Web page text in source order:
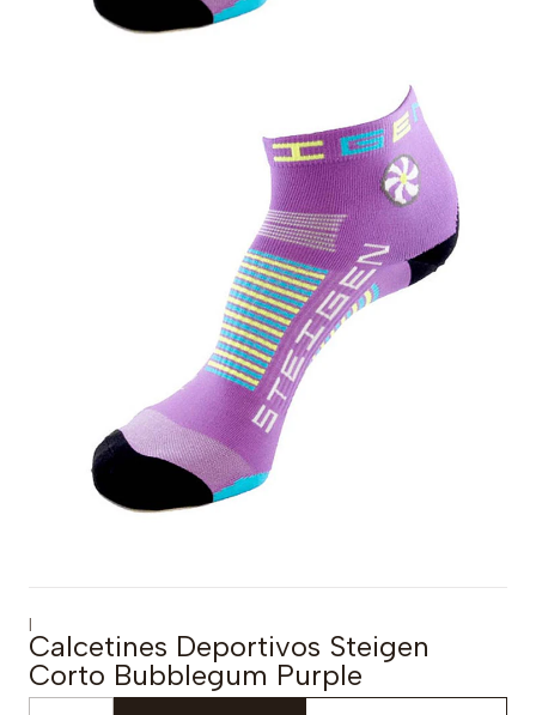
|
Calcetines Deportivos Steigen
Corto Bubblegum Purple